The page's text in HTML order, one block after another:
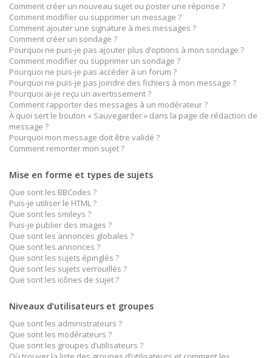
Comment créer un nouveau sujet ou poster une réponse ?
Comment modifier ou supprimer un message ?
Comment ajouter une signature à mes messages ?
Comment créer un sondage ?
Pourquoi ne puis-je pas ajouter plus d’options à mon sondage ?
Comment modifier ou supprimer un sondage ?
Pourquoi ne puis-je pas accéder à un forum ?
Pourquoi ne puis-je pas joindre des fichiers à mon message ?
Pourquoi ai-je reçu un avertissement ?
Comment rapporter des messages à un modérateur ?
À quoi sert le bouton « Sauvegarder » dans la page de rédaction de
message ?
Pourquoi mon message doit être validé ?
Comment remonter mon sujet ?
Mise en forme et types de sujets
Que sont les BBCodes ?
Puis-je utiliser le HTML ?
Que sont les smileys ?
Puis-je publier des images ?
Que sont les annonces globales ?
Que sont les annonces ?
Que sont les sujets épinglés ?
Que sont les sujets verrouillés ?
Que sont les icônes de sujet ?
Niveaux d’utilisateurs et groupes
Que sont les administrateurs ?
Que sont les modérateurs ?
Que sont les groupes d’utilisateurs ?